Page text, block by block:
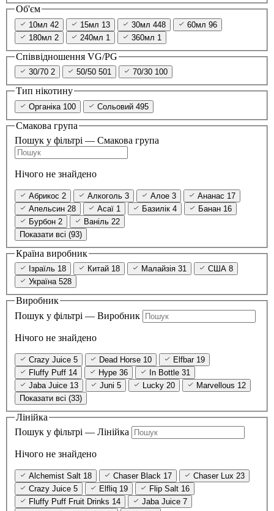
Об'єм
10мл 42 15мл 13 30мл 448 60мл 96
180мл 2 240мл 1 360мл 1
Співвідношення VG/PG
30/70 2 50/50 501 70/30 100
Тип нікотину
Органіка 100 Сольовий 495
Смакова група
Пошук у фільтрі — Смакова група
Нічого не знайдено
Абрикос 2 Алкоголь 3 Алое 3 Ананас 17
Апельсин 28 Асаї 1 Базилік 4 Банан 16
Бурбон 2 Ваніль 22
Показати всі (93)
Країна виробник
Ізраїль 18 Китай 18 Малайзія 31 США 8
Україна 528
Виробник
Пошук у фільтрі — Виробник
Нічого не знайдено
Crazy Juice 5 Dead Horse 10 Elfbar 19
Fluffy Puff 14 Hype 36 In Bottle 31
Jaba Juice 13 Juni 5 Lucky 20 Marvellous 12
Показати всі (33)
Лінійка
Пошук у фільтрі — Лінійка
Нічого не знайдено
Alchemist Salt 18 Chaser Black 17 Chaser Lux 23
Crazy Juice 5 Elfliq 19 Flip Salt 16
Fluffy Puff Fruit Drinks 14 Jaba Juice 7